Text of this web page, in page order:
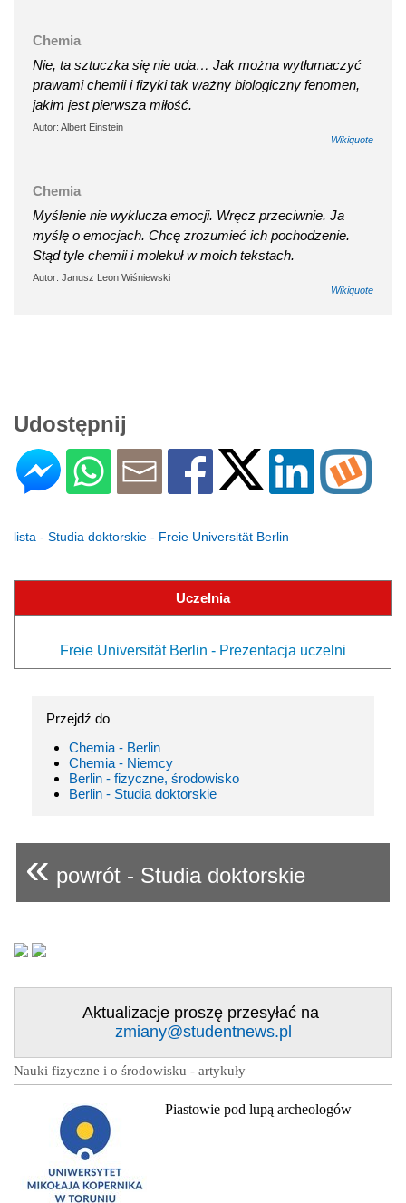
Chemia
Nie, ta sztuczka się nie uda… Jak można wytłumaczyć
prawami chemii i fizyki tak ważny biologiczny fenomen,
jakim jest pierwsza miłość.
Autor: Albert Einstein
Wikiquote
Chemia
Myślenie nie wyklucza emocji. Wręcz przeciwnie. Ja
myślę o emocjach. Chcę zrozumieć ich pochodzenie.
Stąd tyle chemii i molekuł w moich tekstach.
Autor: Janusz Leon Wiśniewski
Wikiquote
Udostępnij
lista - Studia doktorskie - Freie Universität Berlin
Uczelnia
Freie Universität Berlin - Prezentacja uczelni
Przejdź do
Chemia - Berlin
Chemia - Niemcy
Berlin - fizyczne, środowisko
Berlin - Studia doktorskie
« powrót - Studia doktorskie
Aktualizacje proszę przesyłać na
zmiany@studentnews.pl
Nauki fizyczne i o środowisku - artykuły
Piastowie pod lupą archeologów